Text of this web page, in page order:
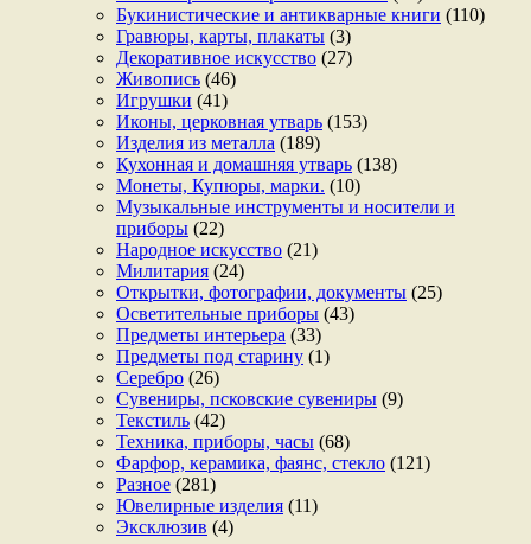
Букинистические и антикварные книги (110)
Гравюры, карты, плакаты (3)
Декоративное искусство (27)
Живопись (46)
Игрушки (41)
Иконы, церковная утварь (153)
Изделия из металла (189)
Кухонная и домашняя утварь (138)
Монеты, Купюры, марки. (10)
Музыкальные инструменты и носители и
приборы (22)
Народное искусство (21)
Милитария (24)
Открытки, фотографии, документы (25)
Осветительные приборы (43)
Предметы интерьера (33)
Предметы под старину (1)
Серебро (26)
Сувениры, псковские сувениры (9)
Текстиль (42)
Техника, приборы, часы (68)
Фарфор, керамика, фаянс, стекло (121)
Разное (281)
Ювелирные изделия (11)
Эксклюзив (4)